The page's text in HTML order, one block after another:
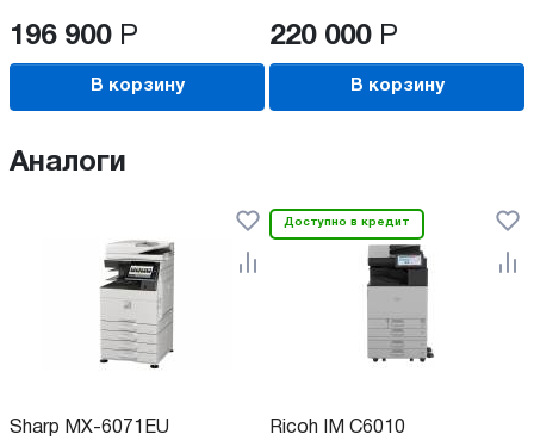
196 900 Р
В корзину
220 000 Р
В корзину
Аналоги
Sharp MX-6071EU
Доступно в кредит
Ricoh IM C6010